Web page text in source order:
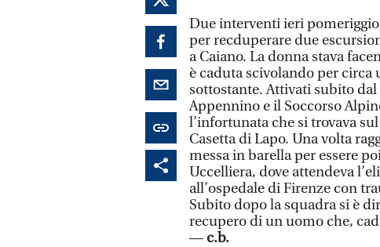
Due interventi ieri
per recduperare due
a Caiano. La donna stava
è caduta scivolando per
sottostante. Attivati subito
Appennino e il Soccorso
l’infortunata che si trovava
Casetta di Lapo. Una volta
messa in barella per essere
Uccelliera, dove attendeva
all’ospedale di Firenze con
Subito dopo la squadra si è
recupero di un uomo che,
— c.b.